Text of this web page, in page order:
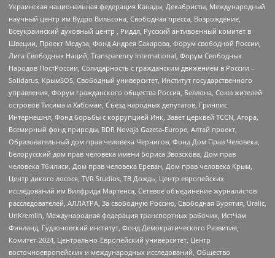
Украинская национальная федерация Канады, Декабристы, Международный
научный центр им Вудро Вильсона, Свободная пресса, Возрождение,
Всеукраинский духовный центр , Риддл, Русский антивоенный комитет в
Швеции, Проект Медуза, Фонд Андрея Сахарова, Форум свободной России,
Лига Свободных Наций, Transparеncy International, Форум Свободных
Народов ПостРоссии, Солидарность с гражданским движением в России –
Solidarus, КрымSOS, Свободный университет, Институт государственного
управления, Форум гражданского общества Россия, Беллона, Союз жителей
островов Тисима и Хабомаи, Съезд народных депутатов, Гринпис
Интернешнл, Фонд борьбы с коррупцией Инк, Завет церквей TCCN, Агора,
Всемирный фонд природы, BDR Novaja Gazeta-Europe, Алтай проект,
Образовательный дом прав человека Чернигов, Фонд Дом Прав Человека,
Белорусский дом прав человека имени Бориса Звозскова, Дом прав
человека Тбилиси, Дом прав человека Ереван, Дом прав человека Крым,
Центр дикого лосося, TVR Studios, ТВ Дождь, Центр европейских
исследований им Вилфрида Мартенса, Сетевое объединение журналистов
расследователей, АЛЛАТРА, За свободную Россию, Свободная Бурятия, Uralic,
UnKremlin, Международная федерация транспортных рабочих, ИстЧам
Финланд, Гудзоновский институт, Фонд Демократического Развития,
Комитет-2024, Центрально-Европейский университет, Центр
восточноевропейских и международных исследований, Общество